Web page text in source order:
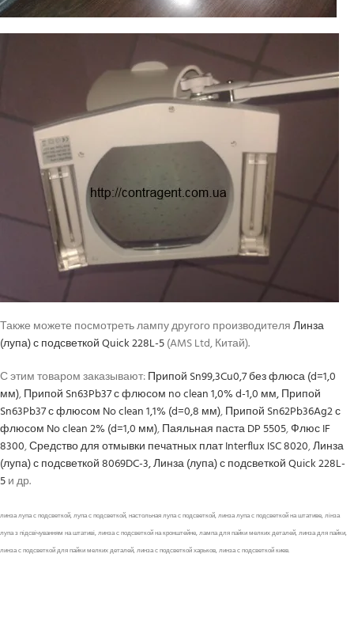
Также можете посмотреть лампу другого производителяЛинза
(лупа) с подсветкой Quick 228L-5(AMS Ltd, Китай).
С этим товаром заказывают:Припой Sn99,3Cu0,7 без флюса (d=1,0
мм),Припой Sn63Pb37 с флюсом no clean 1,0% d-1,0 мм,Припой
Sn63Pb37 с флюсом No clean 1,1% (d=0,8 мм),Припой Sn62Pb36Ag2 с
флюсом No clean 2% (d=1,0 мм),Паяльная паста DP 5505,Флюс IF
8300,Средство для отмывки печатных плат Interflux ISC 8020,Линза
(лупа) с подсветкой 8069DC-3,Линза (лупа) с подсветкой Quick 228L-
5и др.
линза лупа с подсветкой, лупа с подсветкой, настольная лупа с подсветкой, линза лупа с подсветкой на штативе, лінза
лупа з підсвічуванням на штативі, линза с подсветкой на кронштейне, лампа для пайки мелких деталей, линза для пайки,
линза с подсветкой для пайки мелких деталей, линза с подсветкой харьков, линза с подсветкой киев.